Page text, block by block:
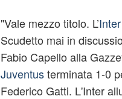
"Vale mezzo titolo. L’Inter
Scudetto mai in
Fabio Capello alla
Juventusterminata 1-0
Federico Gatti. L'Inter